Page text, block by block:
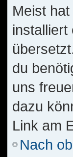
Meist
installiert
du
uns
dazu
Link am
Nach